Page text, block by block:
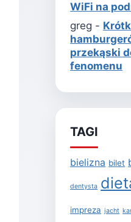
WiFi na
greg -
przekąski
fenomenu
TAGI
bielizna bilet
dentysta
impreza jacht